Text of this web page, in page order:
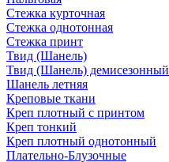
Стежка курточная
Стежка однотонная
Стежка принт
Твид (Шанель)
Твид (Шанель) демисезонный
Шанель летняя
Креповые ткани
Креп плотный с принтом
Креп тонкий
Креп плотный однотонный
Плательно-Блузочные